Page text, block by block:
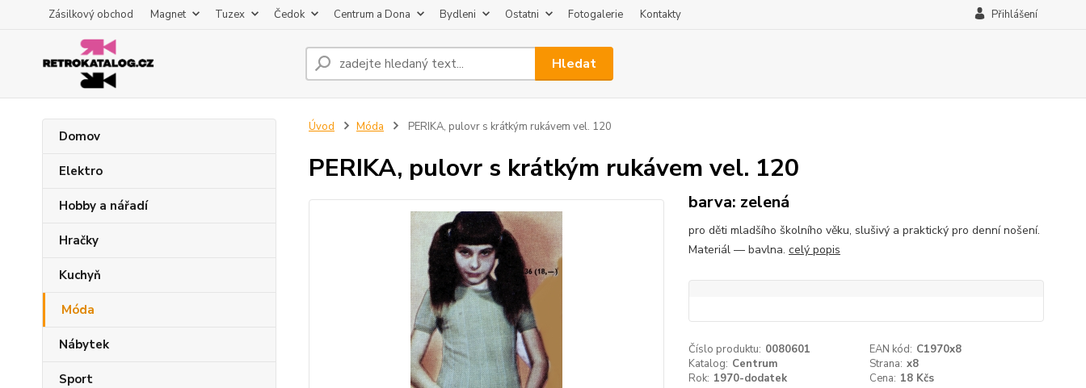
Zásilkový obchod Magnet Tuzex Čedok Centrum a Dona Bydleni Ostatni Fotogalerie Kontakty Přihlášení
Hledat
Domov
Elektro
Hobby a nářadí
Hračky
Kuchyň
Móda
Nábytek
Sport
Úvod Móda PERIKA, pulovr s krátkým rukávem vel. 120
PERIKA, pulovr s krátkým rukávem vel. 120
barva: zelená
pro děti mladšího školního věku, slušivý a praktický pro denní nošení.
Materiál — bavlna. celý popis
Číslo produktu: 0080601 EAN kód: C1970x8
Katalog: Centrum Strana: x8
Rok: 1970-dodatek Cena: 18 Kčs